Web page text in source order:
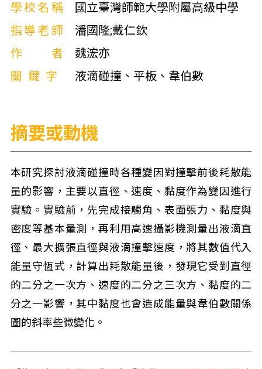
學校名稱
國立臺灣師範大學附屬高級中學
指導老師
潘國隆;戴仁欽
作者
魏浤亦
關鍵字
液滴碰撞、平板、韋伯數
摘要或動機
本研究探討液滴碰撞時各種變因對撞擊前後耗散能
量的影響，主要以直徑、速度、黏度作為變因進行
實驗。實驗前，先完成接觸角、表面張力、黏度與
密度等基本量測，再利用高速攝影機測量出液滴直
徑、最大擴張直徑與液滴撞擊速度，將其數值代入
能量守恆式，計算出耗散能量後，發現它受到直徑
的二分之一次方、速度的二分之三次方、黏度的二
分之一影響，其中黏度也會造成能量與韋伯數關係
圖的斜率些微變化。